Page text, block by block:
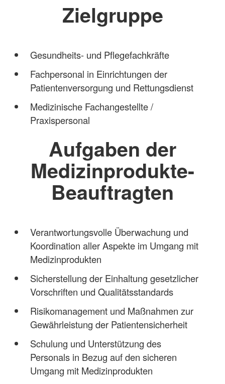
Zielgruppe
Gesundheits- und Pflegefachkräfte
Fachpersonal in Einrichtungen der
Patientenversorgung und Rettungsdienst
Medizinische Fachangestellte /
Praxispersonal
Aufgaben der
Medizinprodukte-
Beauftragten
Verantwortungsvolle Überwachung und
Koordination aller Aspekte im Umgang mit
Medizinprodukten
Sicherstellung der Einhaltung gesetzlicher
Vorschriften und Qualitätsstandards
Risikomanagement und Maßnahmen zur
Gewährleistung der Patientensicherheit
Schulung und Unterstützung des
Personals in Bezug auf den sicheren
Umgang mit Medizinprodukten